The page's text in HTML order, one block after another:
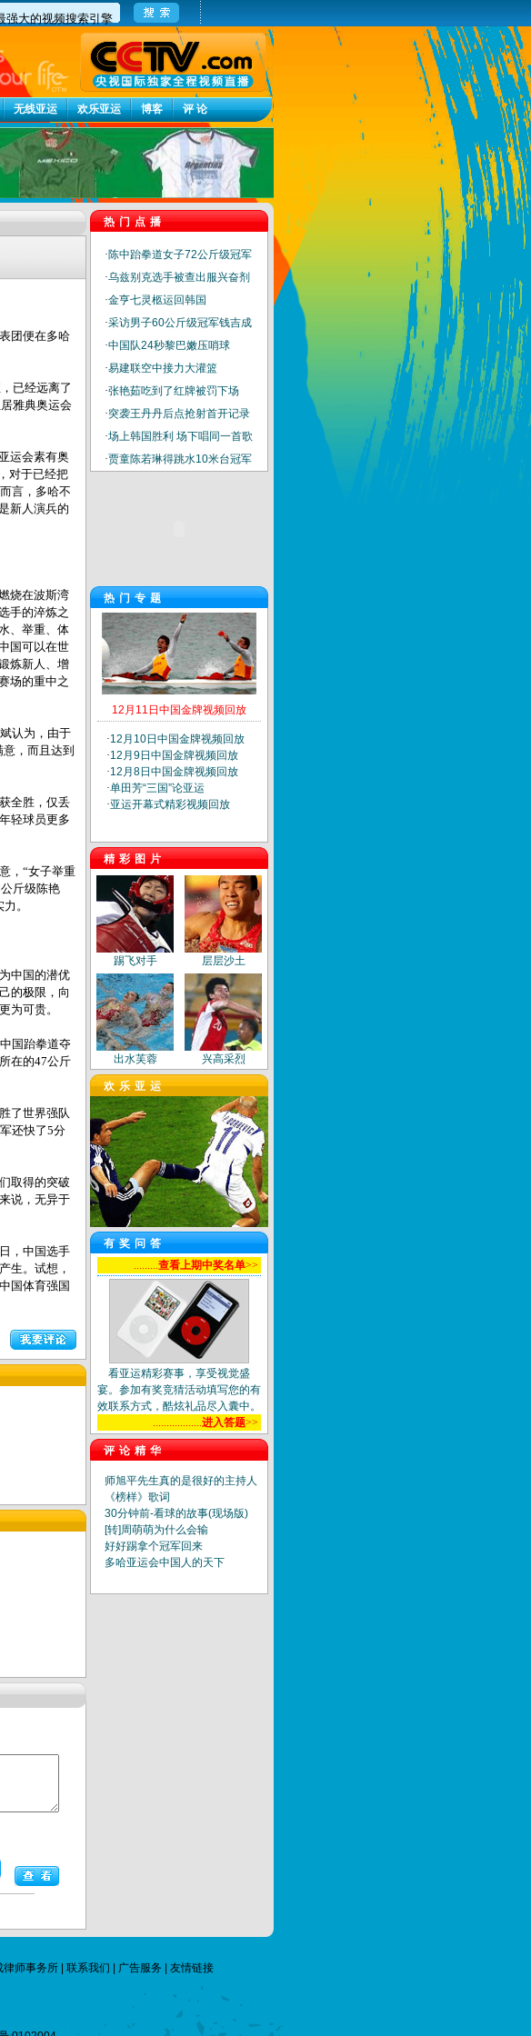
无线亚运 欢乐亚运 博客 评 论
团便在多哈
已经远离了
雅典奥运会
运会素有奥
对于已经把
言，多哈不
新人演兵的
烧在波斯湾
手的淬炼之
、举重、体
国可以在世
炼新人、增
场的重中之
认为，由于
，而且达到
全胜，仅丢
轻球员更多
，“女子举重
斤级陈艳
。
中国的潜优
的极限，向
为可贵。
国跆拳道夺
在的47公斤
了世界强队
还快了5分
取得的突破
说，无异于
，中国选手
生。试想，
国体育强国
热门点播
·陈中跆拳道女子72公斤级冠军
·乌兹别克选手被查出服兴奋剂
·金亨七灵柩运回韩国
·采访男子60公斤级冠军钱吉成
·中国队24秒黎巴嫩压哨球
·易建联空中接力大灌篮
·张艳茹吃到了红牌被罚下场
·突袭王丹丹后点抢射首开记录
·场上韩国胜利 场下唱同一首歌
·贾童陈若琳得跳水10米台冠军
热门专题
12月11日中国金牌视频回放
·12月10日中国金牌视频回放
·12月9日中国金牌视频回放
·12月8日中国金牌视频回放
·单田芳“三国”论亚运
·亚运开幕式精彩视频回放
精彩图片
踢飞对手 层层沙土
出水芙蓉 兴高采烈
飞身扑救 艺术之美
欢乐亚运
有奖问答
.........查看上期中奖名单>>
看亚运精彩赛事，享受视觉盛
宴。参加有奖竞猜活动填写您的有
效联系方式，酷炫礼品尽入囊中。
..................进入答题>>
评论精华
师旭平先生真的是很好的主持人
《榜样》歌词
30分钟前-看球的故事(现场版)
[转]周萌萌为什么会输
好好踢拿个冠军回来
多哈亚运会中国人的天下
律师事务所 联系我们 广告服务 友情链接